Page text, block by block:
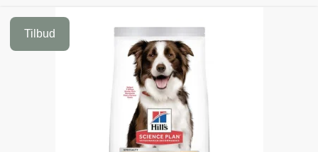
Tilbud